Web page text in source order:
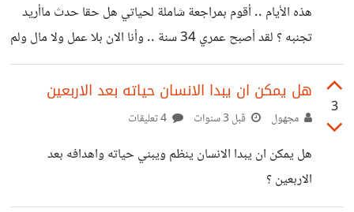
المادية والفكرية والمشاعرية وإذلالك وإجبارك على فعل أفعال لا
تريده بالإجبار والكره. نواتجها المادية
هذه الأيام .. أقوم بمراجعة شاملة لحياتي هل حقا حدث ماأريد
تجنبه ؟ لقد أصبح عمري 34 سنة .. وأنا الان بلا عمل ولا مال ولم
أتزوج وأكون اسرة .. بالتأكيد المجتمع اللامبالي .. وغير الداعم ..
ساهم في صنع هذا الفشل لكن كانت عندي سوء ادارة مالية أيضا
حاليا أنا تعلمت الكثير من الأخطاء ، وأحلم بأن أكمل دراستي
الشعور بالفشل والانكسار الذي أمر به حاليا ؟
3
هل يمكن ان يبدا الانسان حياته بعد الاربعين
مجهول قبل 3 سنوات
هل يمكن ان يبدا الانسان ينظم ويبني حياته واهدافه بعد
الاربعين ؟